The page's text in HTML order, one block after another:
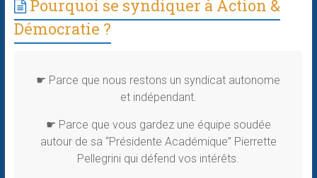
Pourquoi se syndiquer à Action &
Démocratie ?
☛ Parce que nous restons un syndicat autonome
et indépendant.
☛ Parce que vous gardez une équipe soudée
autour de sa “Présidente Académique” Pierrette
Pellegrini qui défend vos intérêts.